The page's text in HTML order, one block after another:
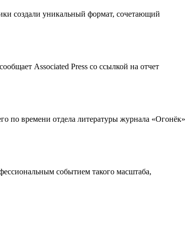
создали уникальный формат, сочетающий
Associated Press со ссылкой на отчет
по времени отдела литературы журнала «Огонёк»
событием такого масштаба,